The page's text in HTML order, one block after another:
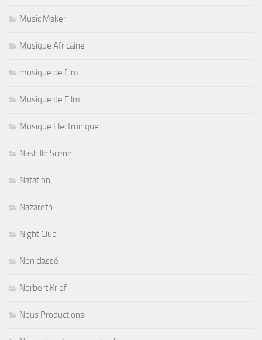
Music Maker
Musique Africaine
musique de film
Musique de Film
Musique Electronique
Nashille Scene
Natation
Nazareth
Night Club
Non classé
Norbert Krief
Nous Productions